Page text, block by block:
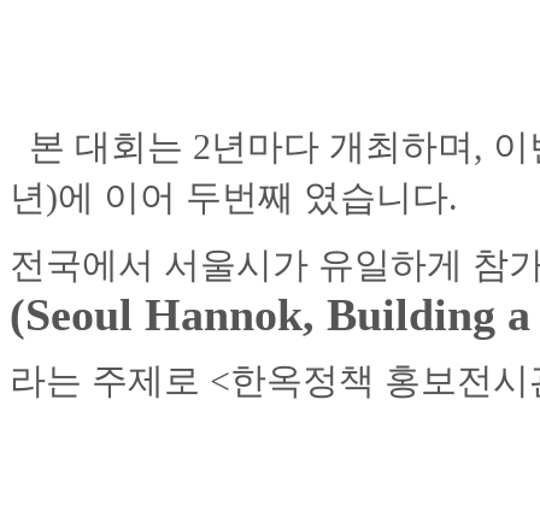
본 대회는 2년마다 개최하며,
년)에 이어 두번째 였습니다.
전국에서 서울시가 유일하게 참
(Seoul Hannok, Building
라는 주제로 <한옥정책 홍보전